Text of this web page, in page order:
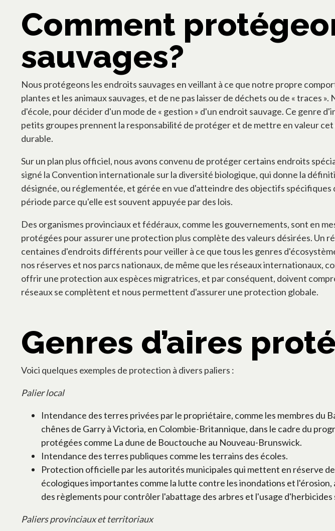
Comment
sauvages?
Nous protégeons les endroits sauvages en veillant à ce que notre propre
plantes et les animaux sauvages, et de ne pas laisser de déchets ou de « traces
d'école, pour décider d'un mode de « gestion » d'un endroit sauvage. Ce genre
petits groupes prennent la responsabilité de protéger et de mettre en valeur
durable.
Sur un plan plus officiel, nous avons convenu de protéger certains endroits
signé la Convention internationale sur la diversité biologique, qui donne la
désignée, ou réglementée, et gérée en vue d'atteindre des objectifs
période parce qu'elle est souvent appuyée par des lois.
Des organismes provinciaux et fédéraux, comme les gouvernements, sont en
protégées pour assurer une protection plus complète des valeurs désirées. Un
centaines d'endroits différents pour veiller à ce que tous les genres
nos réserves et nos parcs nationaux, de même que les réseaux internationaux,
offrir une protection aux espèces migratrices, et par conséquent, doivent
réseaux se complètent et nous permettent d'assurer une protection globale.
Genres d’aires
Voici quelques exemples de protection à divers paliers :
Palier local
Intendance des terres privées par le propriétaire, comme les membres du
chênes de Garry à Victoria, en Colombie-Britannique, dans le cadre du
protégées comme La dune de Bouctouche au Nouveau-Brunswick.
Intendance des terres publiques comme les terrains des écoles.
Protection officielle par les autorités municipales qui mettent en réserve
écologiques importantes comme la lutte contre les inondations et
des règlements pour contrôler l'abattage des arbres et l'usage d'herbicides
Paliers provinciaux et territoriaux